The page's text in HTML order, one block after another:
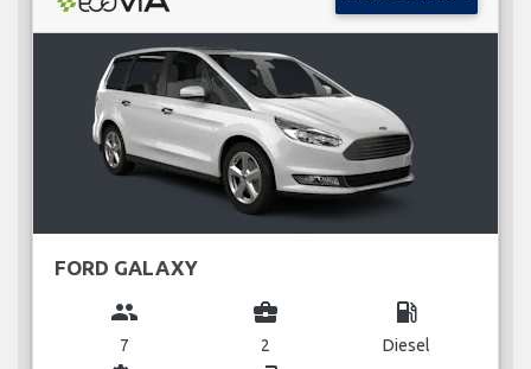
FORD GALAXY
group
7
business_center
2
local_gas_station
Diesel